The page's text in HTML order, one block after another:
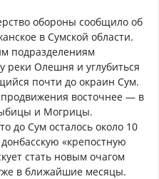
обороны сообщило об
в Сумской области.
подразделениям
реки Олешня и углубиться
почти до окраин Сум.
восточнее — в
и Могрицы.
до Сум осталось около 10
«крепостную
стать новым очагом
в ближайшие месяцы.